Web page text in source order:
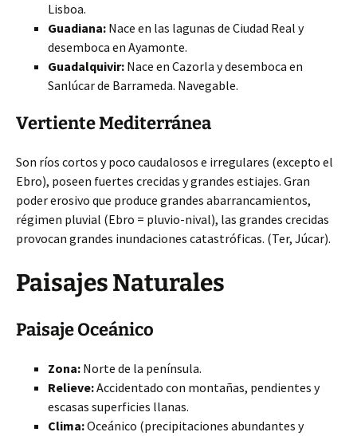
Lisboa.
Guadiana: Nace en las lagunas de Ciudad Real y
desemboca en Ayamonte.
Guadalquivir: Nace en Cazorla y desemboca en
Sanlúcar de Barrameda. Navegable.
Vertiente Mediterránea
Son ríos cortos y poco caudalosos e irregulares (excepto el
Ebro), poseen fuertes crecidas y grandes estiajes. Gran
poder erosivo que produce grandes abarrancamientos,
régimen pluvial (Ebro = pluvio-nival), las grandes crecidas
provocan grandes inundaciones catastróficas. (Ter, Júcar).
Paisajes Naturales
Paisaje Oceánico
Zona: Norte de la península.
Relieve:Accidentado con montañas, pendientes y
escasas superficies llanas.
Clima:Oceánico (precipitaciones abundantes y